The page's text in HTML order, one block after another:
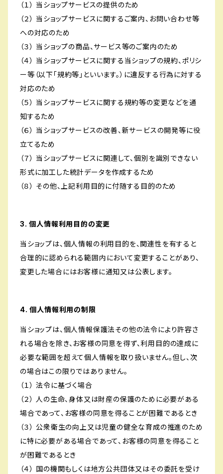
（１） 当ショップサービスの提供のため
（２） 当ショップサービスに関するご案内、お問い合わせ等
への対応のため
（３） 当ショップの商品、サービス等のご案内のため
（４） 当ショップサービスに関する当ショップの規約、ポリシ
ー等（以下「規約等」といいます。）に違反する行為に対する
対応のため
（５） 当ショップサービスに関する規約等の変更などを通
知するため
（６） 当ショップサービスの改善、新サービスの開発等に役
立てるため
（７） 当ショップサービスに関連して、個別を識別できない
形式に加工した統計データを作成するため
（８） その他、上記利用目的に付随する目的のため
3. 個人情報利用目的の変更
当ショップは、個人情報の利用目的を、関連性を有すると
合理的に認められる範囲内において変更することがあり、
変更した場合にはお客様に通知又は公表します。
4. 個人情報利用の制限
当ショップは、個人情報保護法その他の法令により許容さ
れる場合を除き、お客様の同意を得ず、利用目的の達成に
必要な範囲を超えて個人情報を取り扱いません。但し、次
の場合はこの限りではありません。
（１） 法令に基づく場合
（２） 人の生命、身体又は財産の保護のために必要がある
場合であって、お客様の同意を得ることが困難であるとき
（３） 公衆衛生の向上又は児童の健全な育成の推進のため
に特に必要がある場合であって、お客様の同意を得ること
が困難であるとき
（４） 国の機関もしくは地方公共団体又はその委託を受け